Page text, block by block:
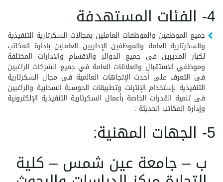
4- الفئات المستهدفة
جميع الموظفين والموظفات العاملين بمجالات السكرتارية التنفيذية
والسكرتارية العامة والموظفين الإداريين العاملين بإدارة المكاتب
لكبار المديرين فى جميع الدوائر والاقسام والادارات المختلفة
وموظفي الاستقبال والعلاقات العامة في جميع الشركات الراغبين
فى التعرف على أحدث الإتجاهات العالمية فى مجال السكرتارية
التنفيذية بإستخدام الإنترنت وتطبيقات الحوسبة السحابية والراغبين
فى تنمية القدرات الخاصة بأعمال السكرتارية التنفيذية الإلكترونية
وإدارة المكاتب الحديثة .
5- الجهات المهنية:
ب – جامعة عين شمس – كلية